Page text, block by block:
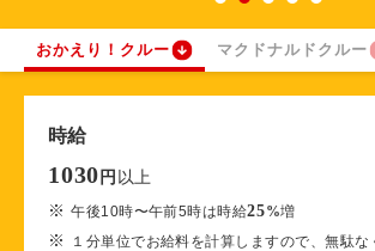
おかえり！クルー マクドナルドクルー
時給
1030 円 以上
※午後10時〜午前5時は時給25%増
※
１分単位でお給料を計算しますので、無駄